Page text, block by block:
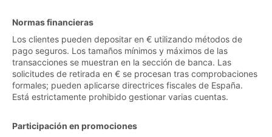
Normas financieras
Los clientes pueden depositar en € utilizando métodos de
pago seguros. Los tamaños mínimos y máximos de las
transacciones se muestran en la sección de banca. Las
solicitudes de retirada en € se procesan tras comprobaciones
formales; pueden aplicarse directrices fiscales de España.
Está estrictamente prohibido gestionar varias cuentas.
Participación en promociones